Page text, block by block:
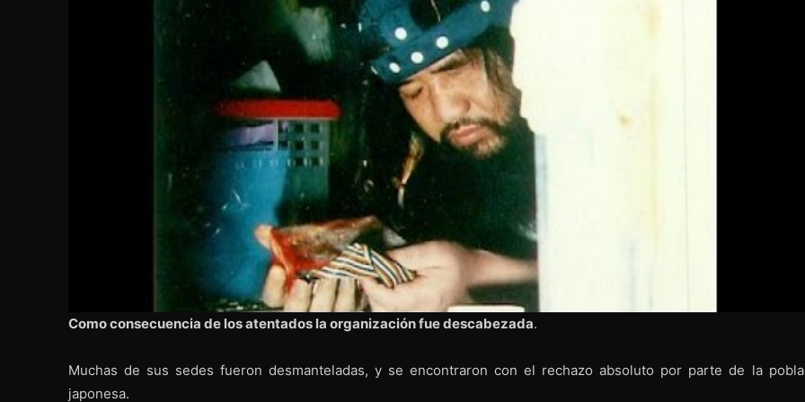
Como consecuencia de los atentados la organización fue descabezada.
Muchas de sus sedes fueron desmanteladas, y se encontraron con el rechazo absoluto por parte de la
japonesa.